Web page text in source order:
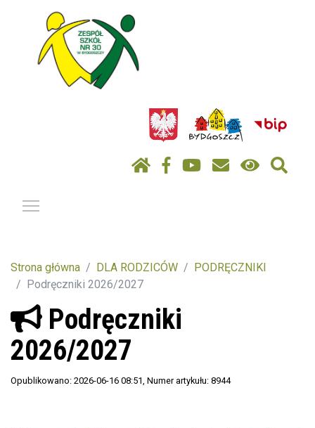
Strona główna DLA RODZICÓW
PODRĘCZNIKI
Podręczniki 2026/2027
Podręczniki
2026/2027
Opublikowano: 2026-06-16 08:51 , Numer artykułu: 8944